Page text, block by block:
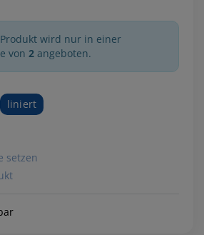
wird nur in einer
von 2 angeboten.
liniert
setzen